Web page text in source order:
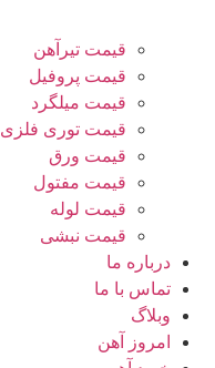
قیمت تیرآهن
قیمت پروفیل
قیمت میلگرد
قیمت توری فلزی
قیمت ورق
قیمت مفتول
قیمت لوله
قیمت نبشی
درباره ما
تماس با ما
وبلاگ
امروز آهن